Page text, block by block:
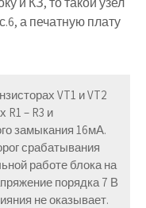
а печатную плату
VT1 и VT2
R1 – R3 и
замыкания 16мА.
срабатывания
работе блока на
порядка 7 В
не оказывает.